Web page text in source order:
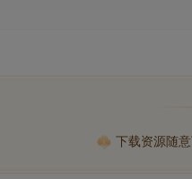
下载资源随